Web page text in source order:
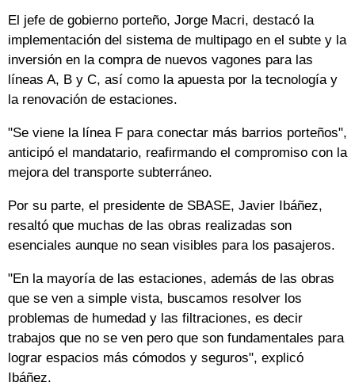
El jefe de gobierno porteño, Jorge Macri, destacó la
implementación del sistema de multipago en el subte y la
inversión en la compra de nuevos vagones para las
líneas A, B y C, así como la apuesta por la tecnología y
la renovación de estaciones.
"Se viene la línea F para conectar más barrios porteños",
anticipó el mandatario, reafirmando el compromiso con la
mejora del transporte subterráneo.
Por su parte, el presidente de SBASE, Javier Ibáñez,
resaltó que muchas de las obras realizadas son
esenciales aunque no sean visibles para los pasajeros.
"En la mayoría de las estaciones, además de las obras
que se ven a simple vista, buscamos resolver los
problemas de humedad y las filtraciones, es decir
trabajos que no se ven pero que son fundamentales para
lograr espacios más cómodos y seguros", explicó
Ibáñez.